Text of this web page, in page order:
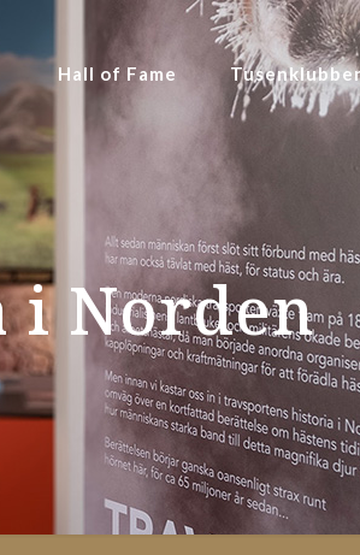
Hall of Fame
i Norden